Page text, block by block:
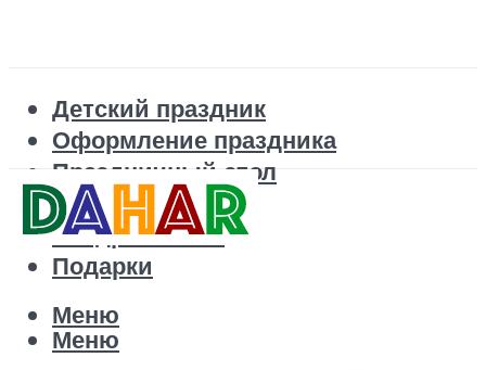
Детский праздник
Оформление праздника
Праздничный стол
Корпоратив
Поздравления
Подарки
Меню
Меню